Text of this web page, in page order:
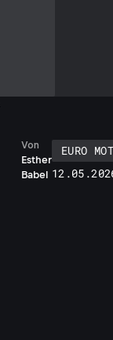
Esther
Babel
Von
EURO